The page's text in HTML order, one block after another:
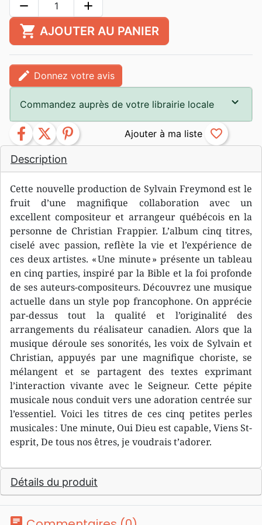
Description
Cette nouvelle production de Sylvain Freymond est le
fruit d’une magnifique collaboration avec un
excellent compositeur et arrangeur québécois en la
personne de Christian Frappier. L’album cinq titres,
ciselé avec passion, reflète la vie et l’expérience de
ces deux artistes. « Une minute » présente un tableau
en cinq parties, inspiré par la Bible et la foi profonde
de ses auteurs-compositeurs. Découvrez une musique
actuelle dans un style pop francophone. On apprécie
par-dessus tout la qualité et l’originalité des
arrangements du réalisateur canadien. Alors que la
musique déroule ses sonorités, les voix de Sylvain et
Christian, appuyés par une magnifique choriste, se
mélangent et se partagent des textes exprimant
l’interaction vivante avec le Seigneur. Cette pépite
musicale nous conduit vers une adoration centrée sur
l’essentiel. Voici les titres de ces cinq petites perles
musicales : Une minute, Oui Dieu est capable, Viens St-
esprit, De tous nos êtres, je voudrais t’adorer.
Détails du produit
remove add
shopping_cart AJOUTER AU PANIER
edit Donnez votre avis
Commandez auprès de votre librairie locale
facebook twitter pinterest favorite_border
chat